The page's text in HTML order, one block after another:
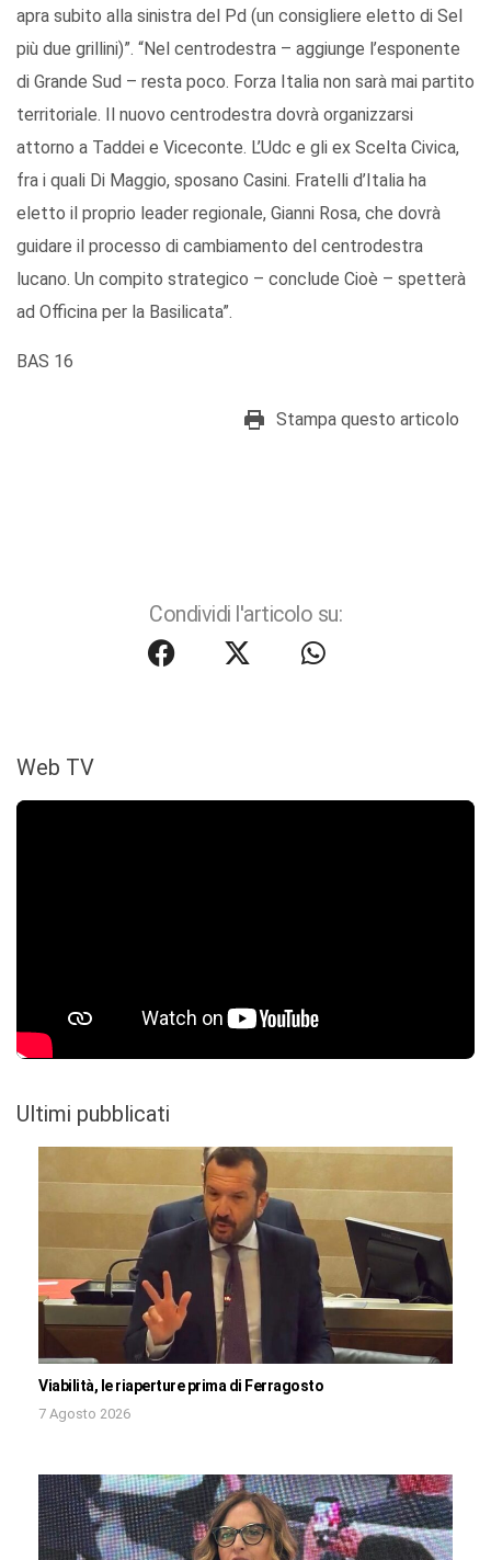
apra subito alla sinistra del Pd (un consigliere eletto di Sel
più due grillini)”. “Nel centrodestra – aggiunge l’esponente
di Grande Sud – resta poco. Forza Italia non sarà mai partito
territoriale. Il nuovo centrodestra dovrà organizzarsi
attorno a Taddei e Viceconte. L’Udc e gli ex Scelta Civica,
fra i quali Di Maggio, sposano Casini. Fratelli d’Italia ha
eletto il proprio leader regionale, Gianni Rosa, che dovrà
guidare il processo di cambiamento del centrodestra
lucano. Un compito strategico – conclude Cioè – spetterà
ad Officina per la Basilicata”.
BAS 16
Stampa questo articolo
Condividi l'articolo su:
Web TV
Ultimi pubblicati
Viabilità, le riaperture prima di Ferragosto
7 Agosto 2026